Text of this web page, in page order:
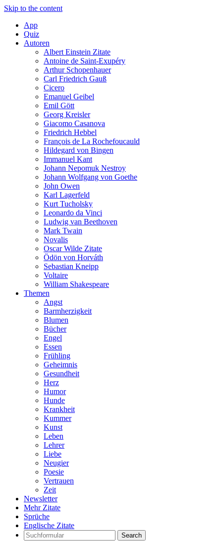
Skip to the content
App
Quiz
Autoren
Albert Einstein Zitate
Antoine de Saint-Exupéry
Arthur Schopenhauer
Carl Friedrich Gauß
Cicero
Emanuel Geibel
Emil Gött
Georg Kreisler
Giacomo Casanova
Friedrich Hebbel
François de La Rochefoucauld
Hildegard von Bingen
Immanuel Kant
Johann Nepomuk Nestroy
Johann Wolfgang von Goethe
John Owen
Karl Lagerfeld
Kurt Tucholsky
Leonardo da Vinci
Ludwig van Beethoven
Mark Twain
Novalis
Oscar Wilde Zitate
Ödön von Horváth
Sebastian Kneipp
Voltaire
William Shakespeare
Themen
Angst
Barmherzigkeit
Blumen
Bücher
Engel
Essen
Frühling
Geheimnis
Gesundheit
Herz
Humor
Hunde
Krankheit
Kummer
Kunst
Leben
Lehrer
Liebe
Neugier
Poesie
Vertrauen
Zeit
Newsletter
Mehr Zitate
Sprüche
Englische Zitate
Search